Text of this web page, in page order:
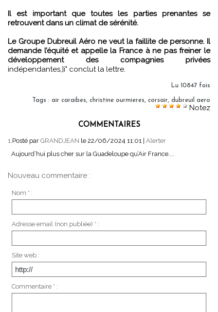
Il est important que toutes les parties prenantes se
retrouvent dans un climat de sérénité.
Le Groupe Dubreuil Aéro ne veut la faillite de personne. Il
demande l’équité et appelle la France à ne pas freiner le
développement des compagnies privées
indépendantes,]i" conclut la lettre.
Lu 10847 fois
Tags : air caraibes, christine ourmieres, corsair, dubreuil aero
Notez
COMMENTAIRES
1. Posté par GRANDJEAN le 22/06/2024 11:01
Alerter
Aujourd’hui plus cher sur la Guadeloupe qu’Air France....
Nouveau commentaire :
Nom * :
Adresse email (non publiée) * :
Site web :
Commentaire * :